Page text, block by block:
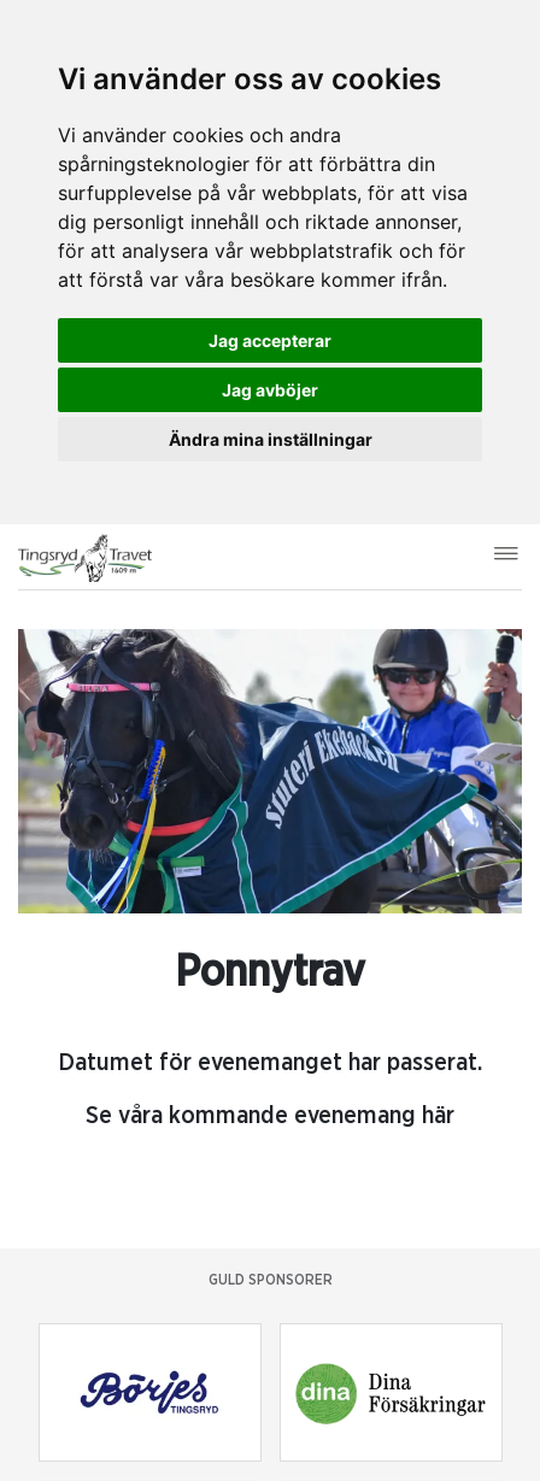
Vi använder oss av cookies
Vi använder cookies och andra
spårningsteknologier för att förbättra din
surfupplevelse på vår webbplats, för att visa
dig personligt innehåll och riktade annonser,
för att analysera vår webbplatstrafik och för
att förstå var våra besökare kommer ifrån.
Jag accepterar
Jag avböjer
Ändra mina inställningar
Ponnytrav
Datumet för evenemanget har passerat.
Se våra kommande evenemang här
GULD SPONSORER